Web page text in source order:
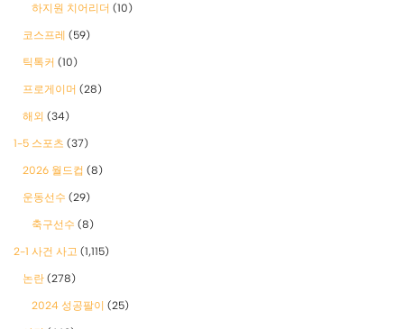
하지원 치어리더 (10)
코스프레 (59)
틱톡커 (10)
프로게이머 (28)
해외 (34)
1-5 스포츠 (37)
2026 월드컵 (8)
운동선수 (29)
축구선수 (8)
2-1 사건 사고 (1,115)
논란 (278)
2024 성공팔이 (25)